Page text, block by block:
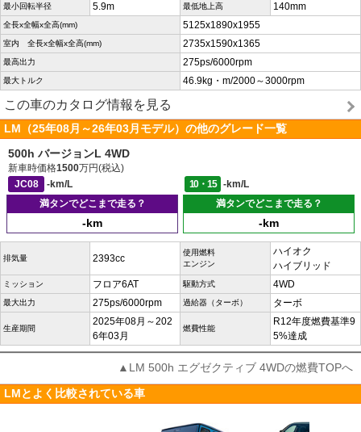
最小回転半径 5.9m 最低地上高 140mm
全長x全幅x全高(mm) 5125x1890x1955
室内 全長x全幅x全高(mm) 2735x1590x1365
最高出力 275ps/6000rpm
最大トルク 46.9kg・m/2000～3000rpm
この車のカタログ情報を見る
LM（25年08月～26年03月モデル）の他のグレード一覧
500h バージョンL 4WD
新車時価格1500万円(税込)
JC08
-km/L 10・15
-km/L
満タンでどこまで走る？
-km
満タンでどこまで走る？
-km
排気量 2393cc
使用燃料
エンジン
ハイオク
ハイブリッド
ミッション フロア6AT 駆動方式 4WD
最大出力 275ps/6000rpm 過給器（ターボ） ターボ
生産期間
2025年08月～202
6年03月
燃費性能
R12年度燃費基準9
5%達成
▲LM 500h エグゼクティブ 4WDの燃費TOPへ
LMとよく比較されている車